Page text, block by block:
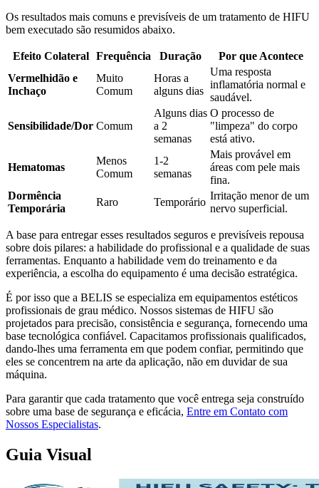
Os resultados mais comuns e previsíveis de um tratamento de HIFU
bem executado são resumidos abaixo.
Efeito Colateral Frequência Duração
Por que Acontece
Vermelhidão e
Inchaço
Muito
Comum
Horas a
alguns dias
Uma resposta
inflamatória normal e
saudável.
Sensibilidade/Dor Comum
Alguns dias
a 2
semanas
O processo de
"limpeza" do corpo
está ativo.
Hematomas
Menos
Comum
1-2
semanas
Mais provável em
áreas com pele mais
fina.
Dormência
Temporária
Raro Temporário
Irritação menor de um
nervo superficial.
A base para entregar esses resultados seguros e previsíveis repousa
sobre dois pilares: a habilidade do profissional e a qualidade de suas
ferramentas. Enquanto a habilidade vem do treinamento e da
experiência, a escolha do equipamento é uma decisão estratégica.
É por isso que a BELIS se especializa em equipamentos estéticos
profissionais de grau médico. Nossos sistemas de HIFU são
projetados para precisão, consistência e segurança, fornecendo uma
base tecnológica confiável. Capacitamos profissionais qualificados,
dando-lhes uma ferramenta em que podem confiar, permitindo que
eles se concentrem na arte da aplicação, não em duvidar de sua
máquina.
Para garantir que cada tratamento que você entrega seja construído
sobre uma base de segurança e eficácia, Entre em Contato com
Nossos Especialistas.
Guia Visual